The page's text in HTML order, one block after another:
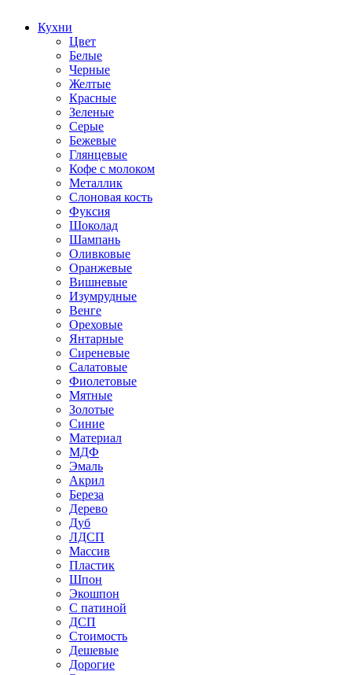
Кухни
Цвет
Белые
Черные
Желтые
Красные
Зеленые
Серые
Бежевые
Глянцевые
Кофе с молоком
Металлик
Слоновая кость
Фуксия
Шоколад
Шампань
Оливковые
Оранжевые
Вишневые
Изумрудные
Венге
Ореховые
Янтарные
Сиреневые
Салатовые
Фиолетовые
Мятные
Золотые
Синие
Материал
МДФ
Эмаль
Акрил
Береза
Дерево
Дуб
ЛДСП
Массив
Пластик
Шпон
Экошпон
С патиной
ДСП
Стоимость
Дешевые
Дорогие